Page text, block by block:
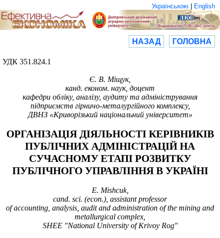
Українською English
НАЗАД ГОЛОВНА
УДК 351.824.1
Є. В. Міщук,
канд. економ. наук, доцент
кафедри обліку, аналізу, аудиту та адміністрування
підприємств гірничо-металургійного комплексу,
ДВНЗ «Криворізький національний університет»
ОРГАНІЗАЦІЯ ДІЯЛЬНОСТІ КЕРІВНИКІВ
ПУБЛІЧНИХ АДМІНІСТРАЦІЙ НА
СУЧАСНОМУ ЕТАПІ РОЗВИТКУ
ПУБЛІЧНОГО УПРАВЛІННЯ В УКРАЇНІ
E. Mishcuk,
cand. sci. (econ.), assistant professor
of accounting, analysis, audit and administration of the mining and
metallurgical complex,
SHEE "National University of Krivoy Rog"